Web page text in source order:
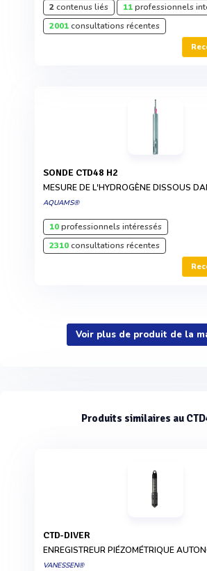
2contenus liés 11professionnels
2001consultations récentes
SONDE CTD48 H2
MESURE DE L'HYDROGÈNE DISSOUS
AQUAMS®
10professionnels intéressés
2310consultations récentes
Voir plus de produit de la
Produits similaires au
CTD-DIVER
ENREGISTREUR PIÉZOMÉTRIQUE
VANESSEN®